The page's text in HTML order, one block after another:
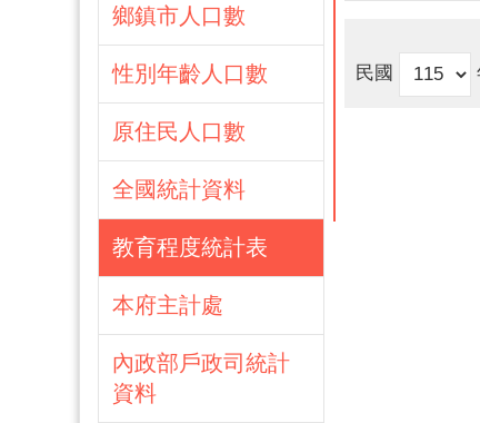
鄉鎮市人口數
性別年齡人口數
原住民人口數
全國統計資料
教育程度統計表
本府主計處
內政部戶政司統計
資料
民國